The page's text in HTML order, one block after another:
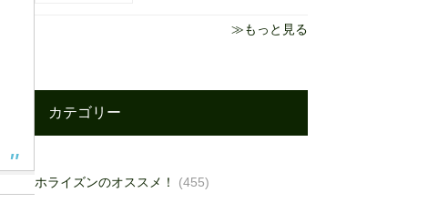
≫もっと見る
カテゴリー
ホライズンのオススメ！ (455)